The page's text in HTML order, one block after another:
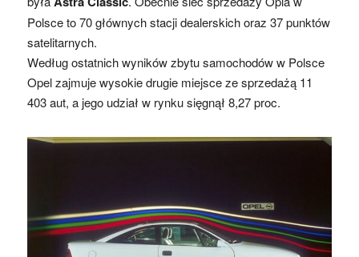
Polsce to 70 głównych stacji dealerskich oraz 37 punktów
satelitarnych.
Według ostatnich wyników zbytu samochodów w Polsce
Opel zajmuje wysokie drugie miejsce ze sprzedażą 11
403 aut, a jego udział w rynku sięgnął 8,27 proc.